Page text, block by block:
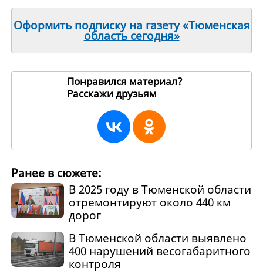
Оформить подписку на газету «Тюменская
область сегодня»
Понравился материал?
Расскажи друзьям
Ранее в сюжете:
В 2025 году в Тюменской области
отремонтируют около 440 км
дорог
В Тюменской области выявлено
400 нарушений весогабаритного
контроля